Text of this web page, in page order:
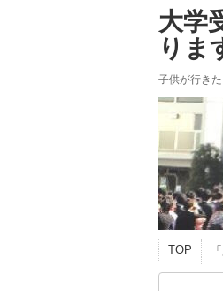
大学
りま
子供が行き
TOP